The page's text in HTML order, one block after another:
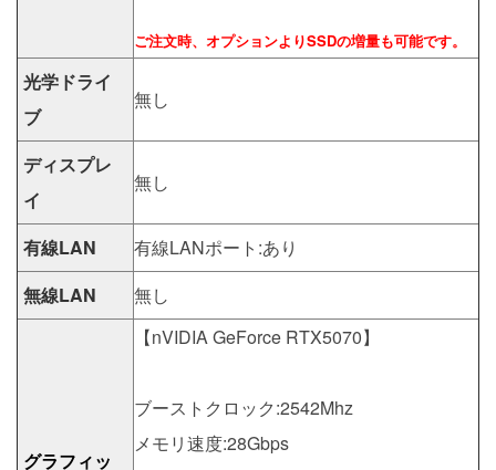
ご注文時、オプションよりSSDの増量も可能です。
光学ドライ
ブ
無し
ディスプレ
イ
無し
有線LAN
有線LANポート:あり
無線LAN
無し
グラフィッ
【nVIDIA GeForce RTX5070】
ブーストクロック:2542Mhz
メモリ速度:28Gbps